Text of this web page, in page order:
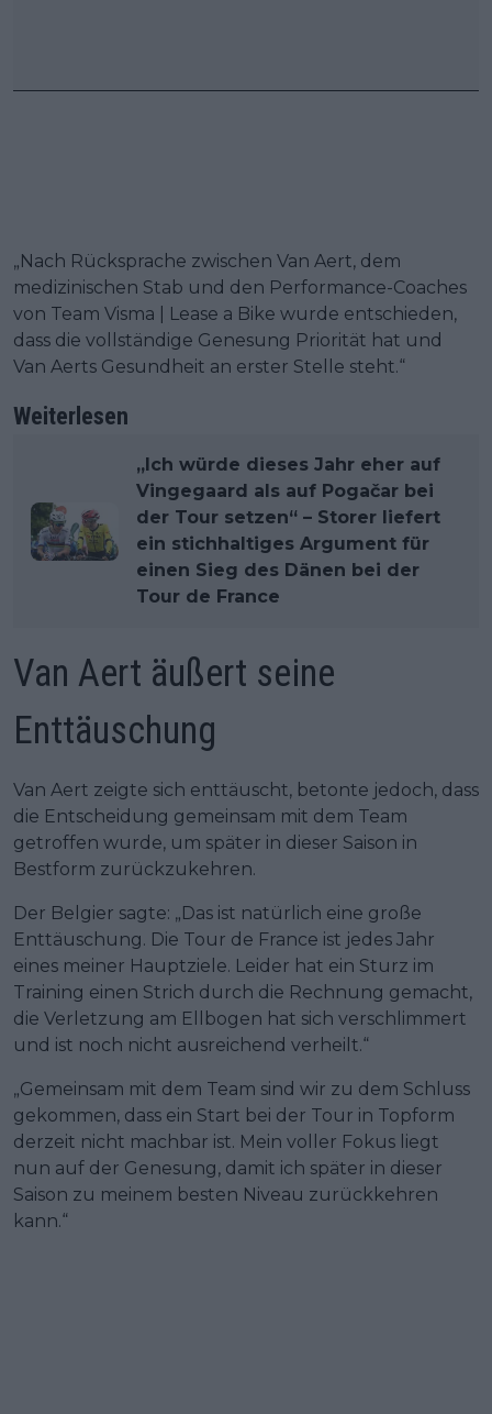
„Nach Rücksprache zwischen Van Aert, dem
medizinischen Stab und den Performance-Coaches
von Team Visma | Lease a Bike wurde entschieden,
dass die vollständige Genesung Priorität hat und
Van Aerts Gesundheit an erster Stelle steht.“
Weiterlesen
„Ich würde dieses Jahr eher auf
Vingegaard als auf Pogačar bei
der Tour setzen“ – Storer liefert
ein stichhaltiges Argument für
einen Sieg des Dänen bei der
Tour de France
Van Aert äußert seine
Enttäuschung
Van Aert zeigte sich enttäuscht, betonte jedoch, dass
die Entscheidung gemeinsam mit dem Team
getroffen wurde, um später in dieser Saison in
Bestform zurückzukehren.
Der Belgier sagte: „Das ist natürlich eine große
Enttäuschung. Die Tour de France ist jedes Jahr
eines meiner Hauptziele. Leider hat ein Sturz im
Training einen Strich durch die Rechnung gemacht,
die Verletzung am Ellbogen hat sich verschlimmert
und ist noch nicht ausreichend verheilt.“
„Gemeinsam mit dem Team sind wir zu dem Schluss
gekommen, dass ein Start bei der Tour in Topform
derzeit nicht machbar ist. Mein voller Fokus liegt
nun auf der Genesung, damit ich später in dieser
Saison zu meinem besten Niveau zurückkehren
kann.“